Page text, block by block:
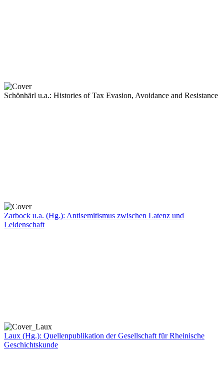
Schönhärl u.a.: Histories of Tax Evasion, Avoidance and Resistance
Zarbock u.a. (Hg.): Antisemitismus zwischen Latenz und
Leidenschaft
Laux (Hg.): Quellenpublikation der Gesellschaft für Rheinische
Geschichtskunde